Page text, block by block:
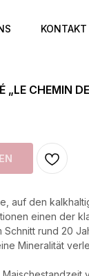
KONTAKT
„LE CHEMIN
auf den
einen der
Schnitt rund 20
Mineralität